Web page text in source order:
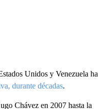
Unidos y Venezuela ha
durante décadas.
Chávez en 2007 hasta la